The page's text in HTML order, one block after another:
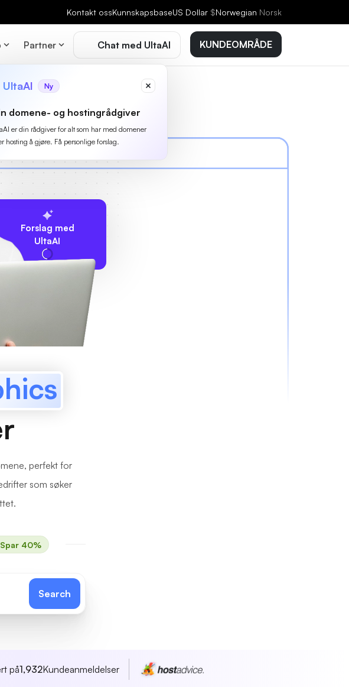
Kontakt ossKunnskapsbaseUS Dollar $Norwegian Norsk
Partner Chat med UltaAI
UltaAI Ny
domene- og hostingrådgiver
er din rådgiver for alt som har med domener
hosting å gjøre. Få personlige forslag.
KUNDEOMRÅDE
Forslag med
UltaAI
perfekt for
som søker
Spar 40%
Search
på1,932Kundeanmeldelser